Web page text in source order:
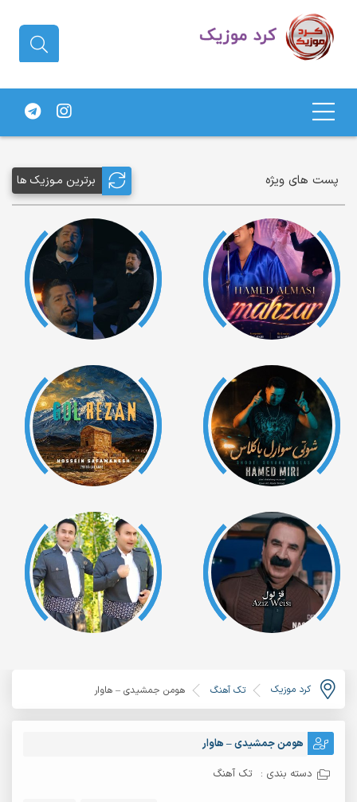
های کردی
پست های ویژه برترین مـوزیک ها
کرد موزیک تک آهنگ هومن جمشیدی – هاوار
هومن جمشیدی – هاوار
دسته بندی : تک آهنگ